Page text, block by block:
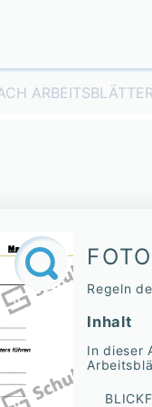
Regeln
Inhalt
In dieser